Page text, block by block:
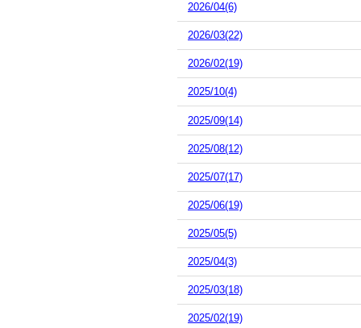
2026/04(6)
2026/03(22)
2026/02(19)
2025/10(4)
2025/09(14)
2025/08(12)
2025/07(17)
2025/06(19)
2025/05(5)
2025/04(3)
2025/03(18)
2025/02(19)